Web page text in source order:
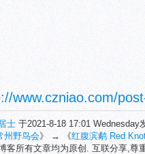
www.czniao.com/
士 于2021-8-18 17:01 Wednesday
州野鸟会》 → 《红腹滨鹬 Red
客所有文章均为原创. 互联分享,尊